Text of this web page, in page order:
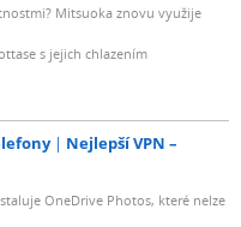
Mitsuoka znovu využije
s jejich chlazením
Nejlepší VPN –
OneDrive Photos, které nelze